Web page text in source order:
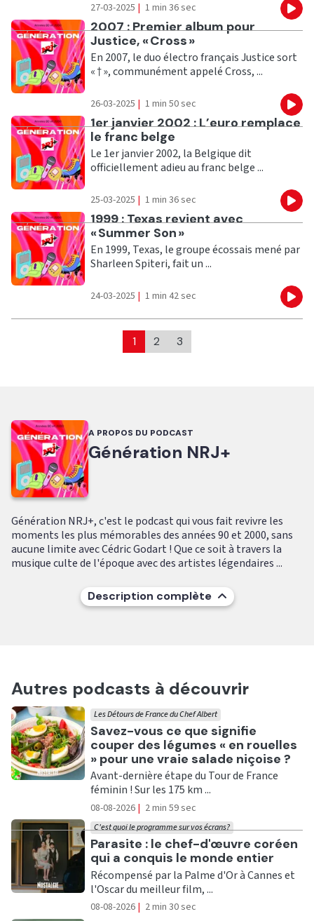
27-03-2025 | 1 min 36 sec
Ecouter
2007 : Premier album pour
Justice, « Cross »
En 2007, le duo électro français Justice sort
« † », communément appelé Cross, ...
26-03-2025 | 1 min 50 sec
Ecouter
1er janvier 2002 : L’euro remplace
le franc belge
Le 1er janvier 2002, la Belgique dit
officiellement adieu au franc belge ...
25-03-2025 | 1 min 36 sec
Ecouter
1999 : Texas revient avec
« Summer Son »
En 1999, Texas, le groupe écossais mené par
Sharleen Spiteri, fait un ...
24-03-2025 | 1 min 42 sec
1 2 3
A PROPOS DU PODCAST
Génération NRJ+
Génération NRJ+, c'est le podcast qui vous fait revivre les
moments les plus mémorables des années 90 et 2000, sans
aucune limite avec Cédric Godart ! Que ce soit à travers la
musique culte de l'époque avec des artistes légendaires ...
Description complète
Autres podcasts à découvrir
Ecouter
Savez-vous ce que signifie
couper des légumes « en rouelles
» pour une vraie salade niçoise ?
Les Détours de France du Chef Albert
Avant-dernière étape du Tour de France
féminin ! Sur les 175 km ...
08-08-2026 | 2 min 59 sec
Ecouter
Parasite : le chef-d'œuvre coréen
qui a conquis le monde entier
C'est quoi le programme sur vos écrans?
Récompensé par la Palme d'Or à Cannes et
l'Oscar du meilleur film, ...
08-08-2026 | 2 min 30 sec